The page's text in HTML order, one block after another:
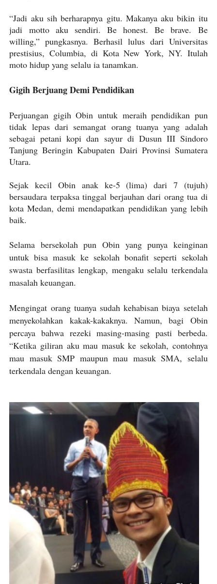
“Jadi aku sih berharapnya gitu. Makanya aku bikin itu
jadi motto aku sendiri. Be honest. Be brave. Be
willing,” pungkasnya. Berhasil lulus dari Universitas
prestisius, Columbia, di Kota New York, NY. Itulah
moto hidup yang selalu ia tanamkan.
Gigih Berjuang Demi Pendidikan
Perjuangan gigih Obin untuk meraih pendidikan pun
tidak lepas dari semangat orang tuanya yang adalah
sebagai petani kopi dan sayur di Dusun III Sindoro
Tanjung Beringin Kabupaten Dairi Provinsi Sumatera
Utara.
Sejak kecil Obin anak ke-5 (lima) dari 7 (tujuh)
bersaudara terpaksa tinggal berjauhan dari orang tua di
kota Medan, demi mendapatkan pendidikan yang lebih
baik.
Selama bersekolah pun Obin yang punya keinginan
untuk bisa masuk ke sekolah bonafit seperti sekolah
swasta berfasilitas lengkap, mengaku selalu terkendala
masalah keuangan.
Mengingat orang tuanya sudah kehabisan biaya setelah
menyekolahkan kakak-kakaknya. Namun, bagi Obin
percaya bahwa rezeki masing-masing pasti berbeda.
“Ketika giliran aku mau masuk ke sekolah, contohnya
mau masuk SMP maupun mau masuk SMA, selalu
terkendala dengan keuangan.